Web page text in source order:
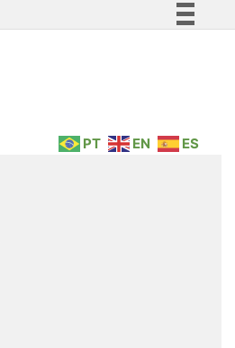
Legislação
PT EN ES